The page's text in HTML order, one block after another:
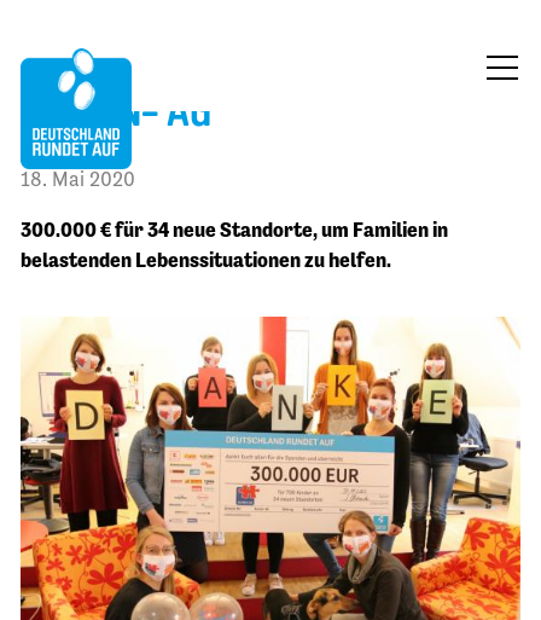
ÜBER UNS
FÖRDERUNG
BLOG
KONTAKT
JETZT SPENDEN
ELTERN- AG
18. Mai 2020
300.000 € für 34 neue Standorte, um Familien in
belastenden Lebenssituationen zu helfen.